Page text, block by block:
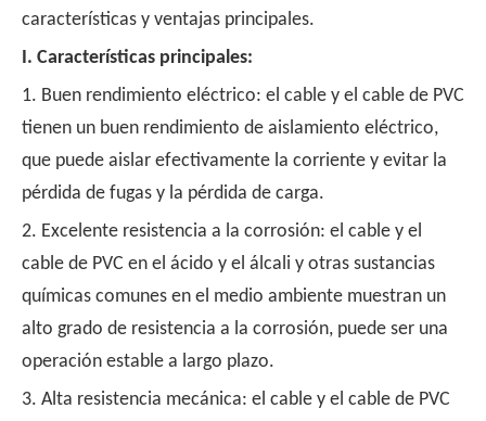
características y ventajas principales.
I. Características principales:
1. Buen rendimiento eléctrico: el cable y el cable de PVC
tienen un buen rendimiento de aislamiento eléctrico,
que puede aislar efectivamente la corriente y evitar la
pérdida de fugas y la pérdida de carga.
2. Excelente resistencia a la corrosión: el cable y el
cable de PVC en el ácido y el álcali y otras sustancias
químicas comunes en el medio ambiente muestran un
alto grado de resistencia a la corrosión, puede ser una
operación estable a largo plazo.
3. Alta resistencia mecánica: el cable y el cable de PVC